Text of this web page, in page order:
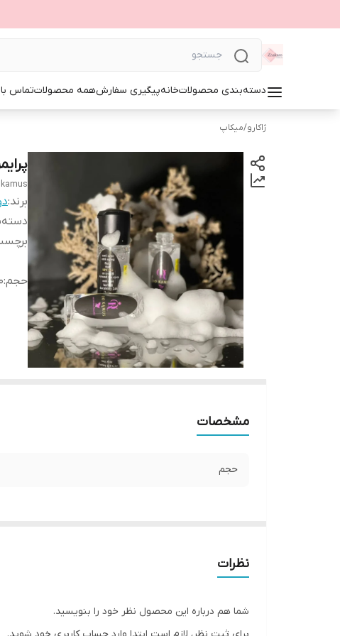
دسته‌بندی محصولاتخانهپیگیری سفارشهمه محصولاتتماس
ژاکارو/میکاپ
برند:
حجم:
مشخصات
حجم
نظرات
شما هم درباره این محصول نظر خود را بنویسید.